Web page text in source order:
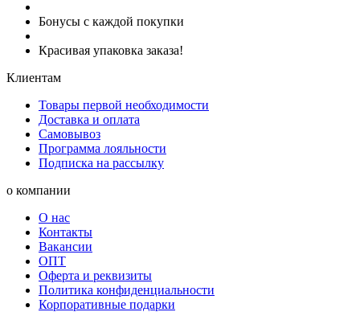
Бонусы с каждой покупки
Красивая упаковка заказа!
Клиентам
Товары первой необходимости
Доставка и оплата
Самовывоз
Программа лояльности
Подписка на рассылку
о компании
О нас
Контакты
Вакансии
ОПТ
Оферта и реквизиты
Политика конфиденциальности
Корпоративные подарки